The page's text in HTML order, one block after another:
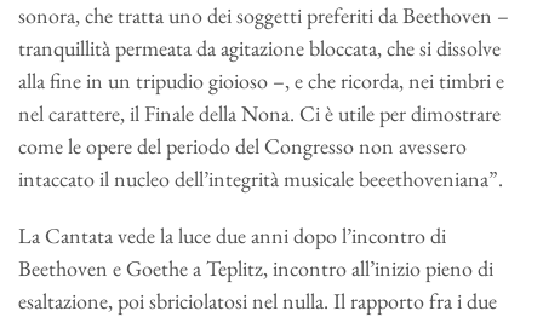
sonora, che tratta uno dei soggetti preferiti da Beethoven –
tranquillità permeata da agitazione bloccata, che si dissolve
alla fine in un tripudio gioioso –, e che ricorda, nei timbri e
nel carattere, il Finale della Nona. Ci è utile per dimostrare
come le opere del periodo del Congresso non avessero
intaccato il nucleo dell’integrità musicale beeethoveniana”.
La Cantata vede la luce due anni dopo l’incontro di
Beethoven e Goethe a Teplitz, incontro all’inizio pieno di
esaltazione, poi sbriciolatosi nel nulla. Il rapporto fra i due